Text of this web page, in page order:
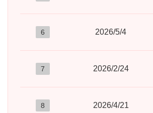
6 2026/5/4
7 2026/2/24
8 2026/4/21